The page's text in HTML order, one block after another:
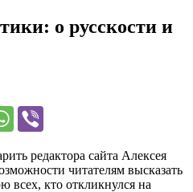
о русскости и
редактора сайта Алексея
читателям высказать
всех, кто откликнулся на